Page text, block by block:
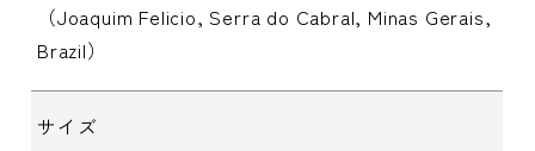
（Joaquim Felicio, Serra do Cabral, Minas Gerais,
Brazil）
サイズ